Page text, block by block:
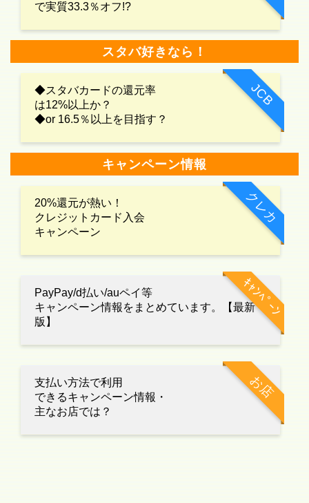
で実質33.3％オフ!?
スタバ好きなら！
JCB
◆スタバカードの還元率
は12%以上か？
◆or 16.5％以上を目指す？
キャンペーン情報
クレカ
20%還元が熱い！
クレジットカード入会
キャンペーン
ｷｬﾝﾍﾟｰﾝ
PayPay/d払い/auペイ等
キャンペーン情報をまとめています。【最新
版】
お店
支払い方法で利用
できるキャンペーン情報・
主なお店では？